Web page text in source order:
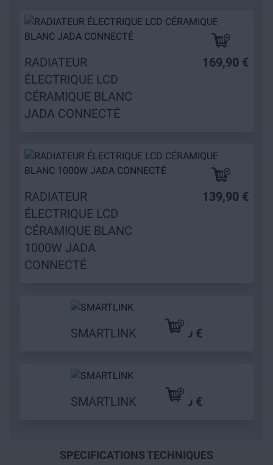
RADIATEUR
ÉLECTRIQUE LCD
CÉRAMIQUE BLANC
JADA CONNECTÉ
169,90 €
RADIATEUR
ÉLECTRIQUE LCD
CÉRAMIQUE BLANC
1000W JADA
CONNECTÉ
139,90 €
SMARTLINK 19,90 €
SMARTLINK 29,90 €
SPECIFICATIONS TECHNIQUES